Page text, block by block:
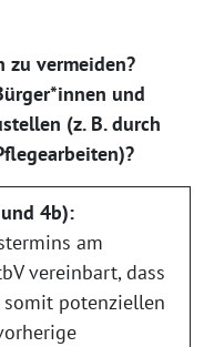
zu vermeiden?
und
(z. B. durch
4b):
am
vereinbart, dass
potenziellen